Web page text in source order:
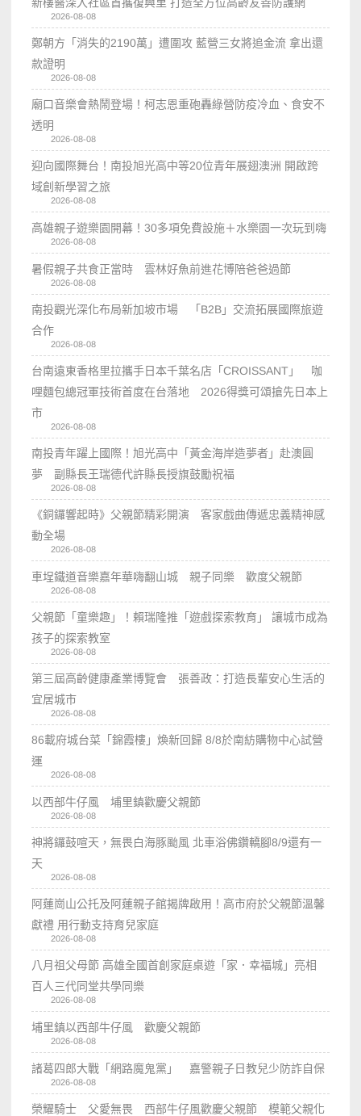
2026-08-08
鄭朝方「消失的2190萬」遭圍攻 藍營三女將追金流 拿出還
款證明
2026-08-08
廟口音樂會熱鬧登場！柯志恩重砲轟綠營防疫冷血、食安不
透明
2026-08-08
迎向國際舞台！南投旭光高中等20位青年展翅澳洲 開啟跨
域創新學習之旅
2026-08-08
高雄親子遊樂園開幕！30多項免費設施＋水樂園一次玩到嗨
2026-08-08
暑假親子共食正當時 雲林好魚前進花博陪爸爸過節
2026-08-08
南投觀光深化布局新加坡市場 「B2B」交流拓展國際旅遊
合作
2026-08-08
台南遠東香格里拉攜手日本千葉名店「CROISSANT」 咖
哩麵包總冠軍技術首度在台落地 2026得獎可頌搶先日本上
市
2026-08-08
南投青年躍上國際！旭光高中「黃金海岸造夢者」赴澳圓
夢 副縣長王瑞德代許縣長授旗鼓勵祝福
2026-08-08
《銅鑼響起時》父親節精彩開演 客家戲曲傳遞忠義精神感
動全場
2026-08-08
車埕鐵道音樂嘉年華嗨翻山城 親子同樂 歡度父親節
2026-08-08
父親節「童樂趣」！賴瑞隆推「遊戲探索教育」 讓城市成為
孩子的探索教室
2026-08-08
第三屆高齡健康產業博覽會 張善政：打造長輩安心生活的
宜居城市
2026-08-08
86載府城台菜「錦霞樓」煥新回歸 8/8於南紡購物中心試營
運
2026-08-08
以西部牛仔風 埔里鎮歡慶父親節
2026-08-08
神將鑼鼓喧天，無畏白海豚颱風 北車浴佛鑽轎腳8/9還有一
天
2026-08-08
阿蓮崗山公托及阿蓮親子館揭牌啟用！高市府於父親節溫馨
獻禮 用行動支持育兒家庭
2026-08-08
八月祖父母節 高雄全國首創家庭桌遊「家．幸福城」亮相
百人三代同堂共學同樂
2026-08-08
埔里鎮以西部牛仔風 歡慶父親節
2026-08-08
諸葛四郎大戰「網路魔鬼黨」 嘉警親子日教兒少防詐自保
2026-08-08
榮耀騎士 父愛無畏 西部牛仔風歡慶父親節 模範父親化